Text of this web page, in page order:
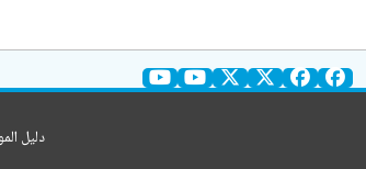
دليل